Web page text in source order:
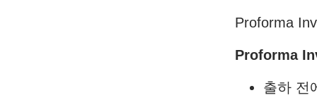
Proforma
Proforma
출하 전